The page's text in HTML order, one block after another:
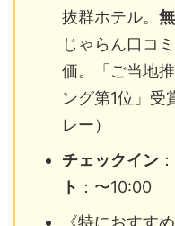
抜群ホテル。
じゃらん口コ
価。「ご当地
ング第1位」受
レー）
チェックイン
ト ：〜10:00
《特におすす